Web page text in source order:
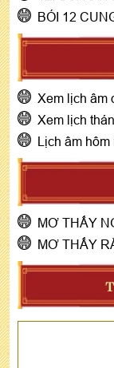
BÓI 12
Xem lịch âm
Xem lịch
Lịch âm hôm
MƠ THẤY
MƠ THẤY